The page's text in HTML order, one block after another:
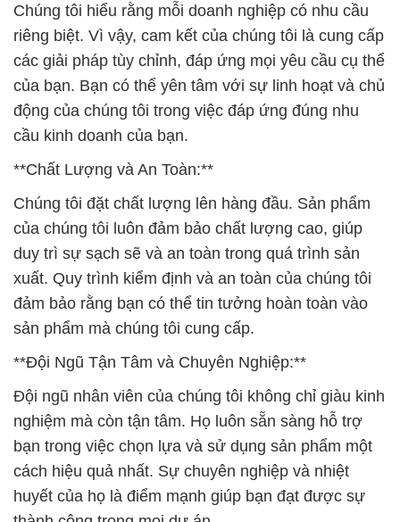
Chúng tôi hiểu rằng mỗi doanh nghiệp có nhu cầu
riêng biệt. Vì vậy, cam kết của chúng tôi là cung cấp
các giải pháp tùy chỉnh, đáp ứng mọi yêu cầu cụ thể
của bạn. Bạn có thể yên tâm với sự linh hoạt và chủ
động của chúng tôi trong việc đáp ứng đúng nhu
cầu kinh doanh của bạn.
**Chất Lượng và An Toàn:**
Chúng tôi đặt chất lượng lên hàng đầu. Sản phẩm
của chúng tôi luôn đảm bảo chất lượng cao, giúp
duy trì sự sạch sẽ và an toàn trong quá trình sản
xuất. Quy trình kiểm định và an toàn của chúng tôi
đảm bảo rằng bạn có thể tin tưởng hoàn toàn vào
sản phẩm mà chúng tôi cung cấp.
**Đội Ngũ Tận Tâm và Chuyên Nghiệp:**
Đội ngũ nhân viên của chúng tôi không chỉ giàu kinh
nghiệm mà còn tận tâm. Họ luôn sẵn sàng hỗ trợ
bạn trong việc chọn lựa và sử dụng sản phẩm một
cách hiệu quả nhất. Sự chuyên nghiệp và nhiệt
huyết của họ là điểm mạnh giúp bạn đạt được sự